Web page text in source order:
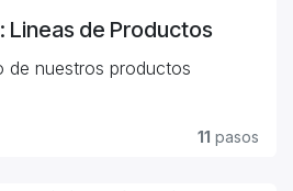
Lineas de Productos
de nuestros productos
11 pasos